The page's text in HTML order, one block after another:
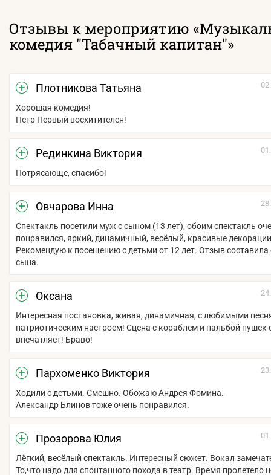
Отзывы к мероприятию
комедия "Табачный капитан"»
Плотникова Татьяна
Хорошая комедия!
Петр Первый восхитителен!
Рединкина Виктория
Потрясающе, спасибо!
Овчарова Инна
Спектакль посетили муж с сыном (13 лет), обоим спектакль
понравился, яркий, динамичный, весёлый, красивые
Рекомендую к посещению с детьми от 12 лет. Отзыв составила
сына.
Оксана
Интересная постановка, живая, динамичная, с любимыми
патриотическим настроем! Сцена с кораблем и пальбой пушек
впечатляет! Браво!
Пархоменко Виктория
Ходили с детьми. Смешно. Обожаю Андрея Фомина.
Александр Блинов тоже очень понравился.
Прозорова Юлия
Лёгкий, весёлый спектакль. Интересный сюжет. Вокал
То,что надо для спонтанного похода в театр. Время пролетело